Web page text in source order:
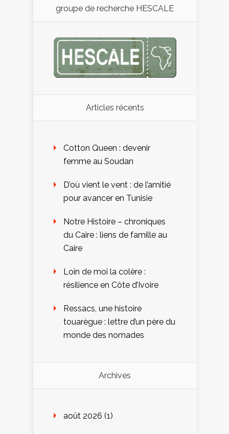
groupe de recherche HESCALE
Articles récents
Cotton Queen : devenir
femme au Soudan
D’où vient le vent : de l’amitié
pour avancer en Tunisie
Notre Histoire – chroniques
du Caire : liens de famille au
Caire
Loin de moi la colère :
résilience en Côte d’Ivoire
Ressacs, une histoire
touarègue : lettre d’un père du
monde des nomades
Archives
août 2026 (1)